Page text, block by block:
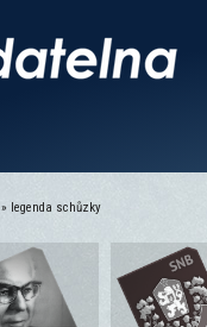
» legenda schůzky